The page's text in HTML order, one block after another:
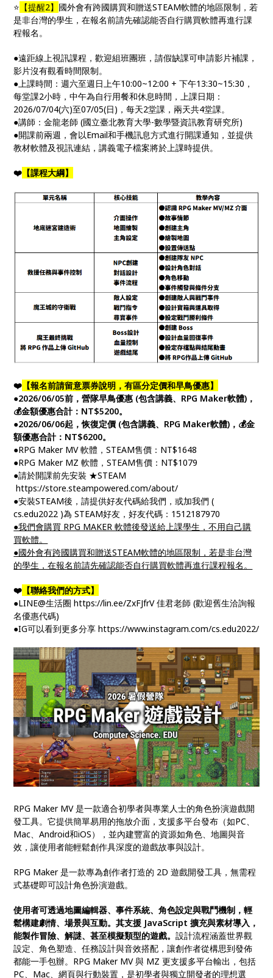
⭐️ 【提醒2】 國外會有跨國購買和贈送STEAM軟體的地區限制，若
是非台灣的學生，在報名前請先確認能否自行購買軟體再進行課
程報名。
●遠距線上視訊課程，歡迎組班團班，請假缺課可申請影片補課，
影片沒有觀看時間限制。
●上課時間：週六至週日上午10:00~12:00 + 下午13:30~15:30，
每堂課2小時，中午為自行用餐和休息時間，上課日期：
2026/07/04(六)至07/05(日)，每天2堂課，兩天共4堂課。
●講師：金龍老師 (國立臺北教育大學-數學暨資訊教育研究所)
●開課前兩週，會以Email和手機訊息方式進行開課通知，並提供
教材軟體及視訊連結，講義電子檔案將於上課時提供。
❤️ 【課程大綱】
❤️ 【報名前請留意票券說明，有區分定價和早鳥優惠】
●2026/06/05前，營隊早鳥優惠 (包含講義、RPG Maker軟體)，
💰金額優惠合計：NT$5200。
●2026/06/06起，恢復定價 (包含講義、RPG Maker軟體)，💰金
額優惠合計：NT$6200。
●RPG Maker MV 軟體，STEAM售價：NT$1648
●RPG Maker MZ 軟體，STEAM售價：NT$1079
●請於開課前先安裝 ★STEAM
https://store.steampowered.com/about/
●安裝STEAM後，請提供好友代碼給我們，或加我們 (
cs.edu2022 )為 STEAM好友，好友代碼：1512187970
●我們會購買 RPG MAKER 軟體後發送給上課學生，不用自己購
買軟體。
●國外會有跨國購買和贈送STEAM軟體的地區限制，若是非台灣
的學生，在報名前請先確認能否自行購買軟體再進行課程報名。
❤️ 【聯絡我們的方式】
●LINE@生活圈 https://lin.ee/ZxFJfrV 佳君老師 (歡迎舊生洽詢報
名優惠代碼)
●IG可以看到更多分享 https://www.instagram.com/cs.edu2022/
RPG Maker MV 是一款適合初學者與專業人士的角色扮演遊戲開
發工具。它提供簡單易用的拖放介面，支援多平台發布（如PC、
Mac、Android和iOS），並內建豐富的資源如角色、地圖與音
效，讓使用者能輕鬆創作具深度的遊戲故事與設計。
RPG Maker 是一款專為創作者打造的 2D 遊戲開發工具，無需程
式基礎即可設計角色扮演遊戲。
使用者可透過地圖編輯器、事件系統、角色設定與戰鬥機制，輕
鬆構建劇情、場景與互動。其支援 JavaScript 擴充與素材導入，
能製作冒險、解謎、甚至模擬類型的遊戲。設計流程涵蓋世界觀
設定、角色塑造、任務設計與音效搭配，讓創作者從構思到發佈
都能一手包辦。RPG Maker MV 與 MZ 更支援多平台輸出，包括
PC、Mac、網頁與行動裝置，是初學者與獨立開發者的理想選